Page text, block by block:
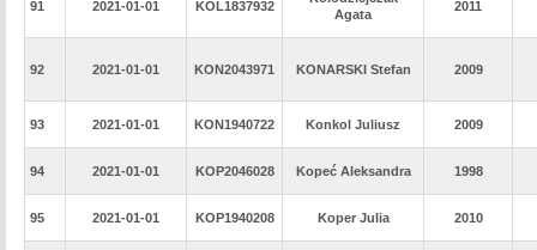
91 2021-01-01 KOL1837932
Agata
2011
92 2021-01-01 KON2043971 KONARSKI Stefan 2009
93 2021-01-01 KON1940722 Konkol Juliusz 2009
94 2021-01-01 KOP2046028 Kopeć Aleksandra 1998
95 2021-01-01 KOP1940208 Koper Julia 2010